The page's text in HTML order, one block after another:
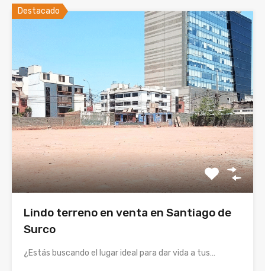
Destacado
Lindo terreno en venta en Santiago de
Surco
¿Estás buscando el lugar ideal para dar vida a tus…